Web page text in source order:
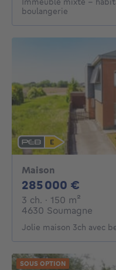
boulangerie
Maison
285 000 €
3 ch. 3 chambres
· 150 m²
4630 Soumagne
Jolie maison 3ch avec
SOUS OPTION